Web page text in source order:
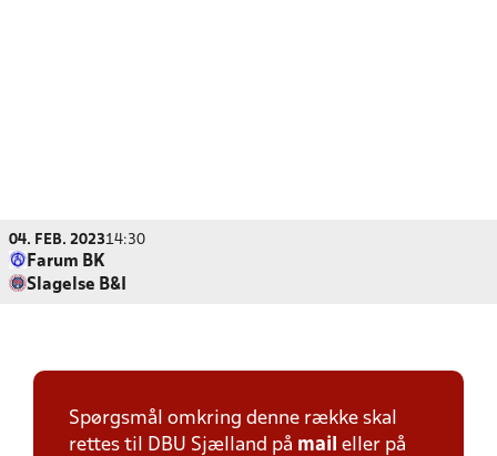
04. FEB. 202314:30
Farum BK
Slagelse B&I
Spørgsmål omkring denne række skal
rettes til DBU Sjælland på mail eller på